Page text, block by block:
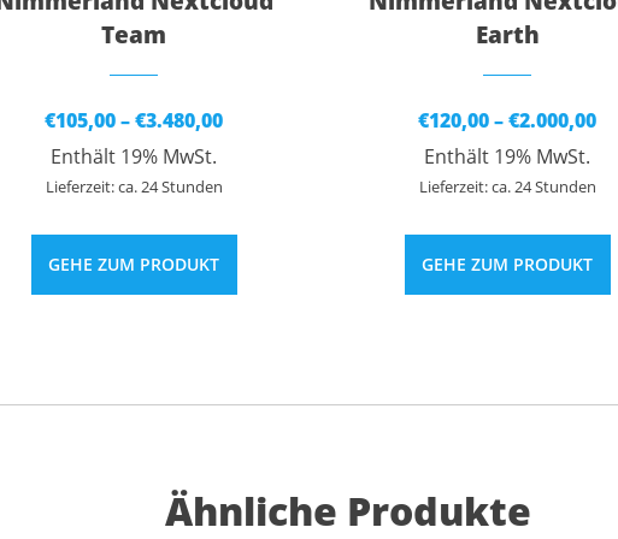
Team
€105,00–€3.480,00Preisspanne:
Enthält 19% MwSt.
Lieferzeit: ca. 24 Stunden
GEHE ZUM PRODUKT
Earth
€120,00–€2.000,00
Enthält 19% MwSt.
Lieferzeit: ca. 24 Stunden
GEHE ZUM PRODUKT
Ähnliche Produkte